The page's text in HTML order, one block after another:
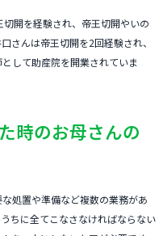
開を経験され、帝王切開やいの
さんは帝王切開を2回経験され、
して助産院を開業されていま
時のお母さんの
処置や準備など複数の業務があ
ちに全てこなさなければならない